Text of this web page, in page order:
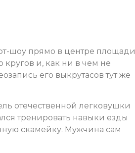
шоу прямо в центре площади
кругов и, как ни в чем не
его выкрутасов тут же
отечественной легковушки
тренировать навыки езды
скамейку. Мужчина сам